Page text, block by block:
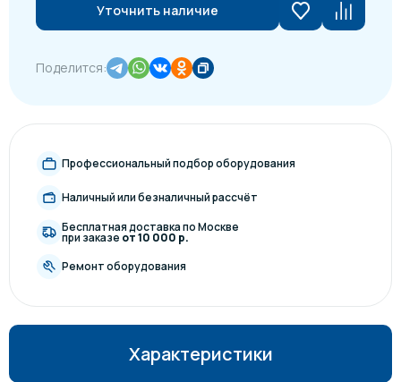
Уточнить наличие
Поделится:
Профессиональный подбор оборудования
Наличный или безналичный рассчёт
Бесплатная доставка по Москве
при заказе от 10 000 р.
Ремонт оборудования
Характеристики